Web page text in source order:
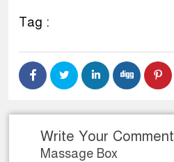
Tag :
Write Your Comment
Massage Box